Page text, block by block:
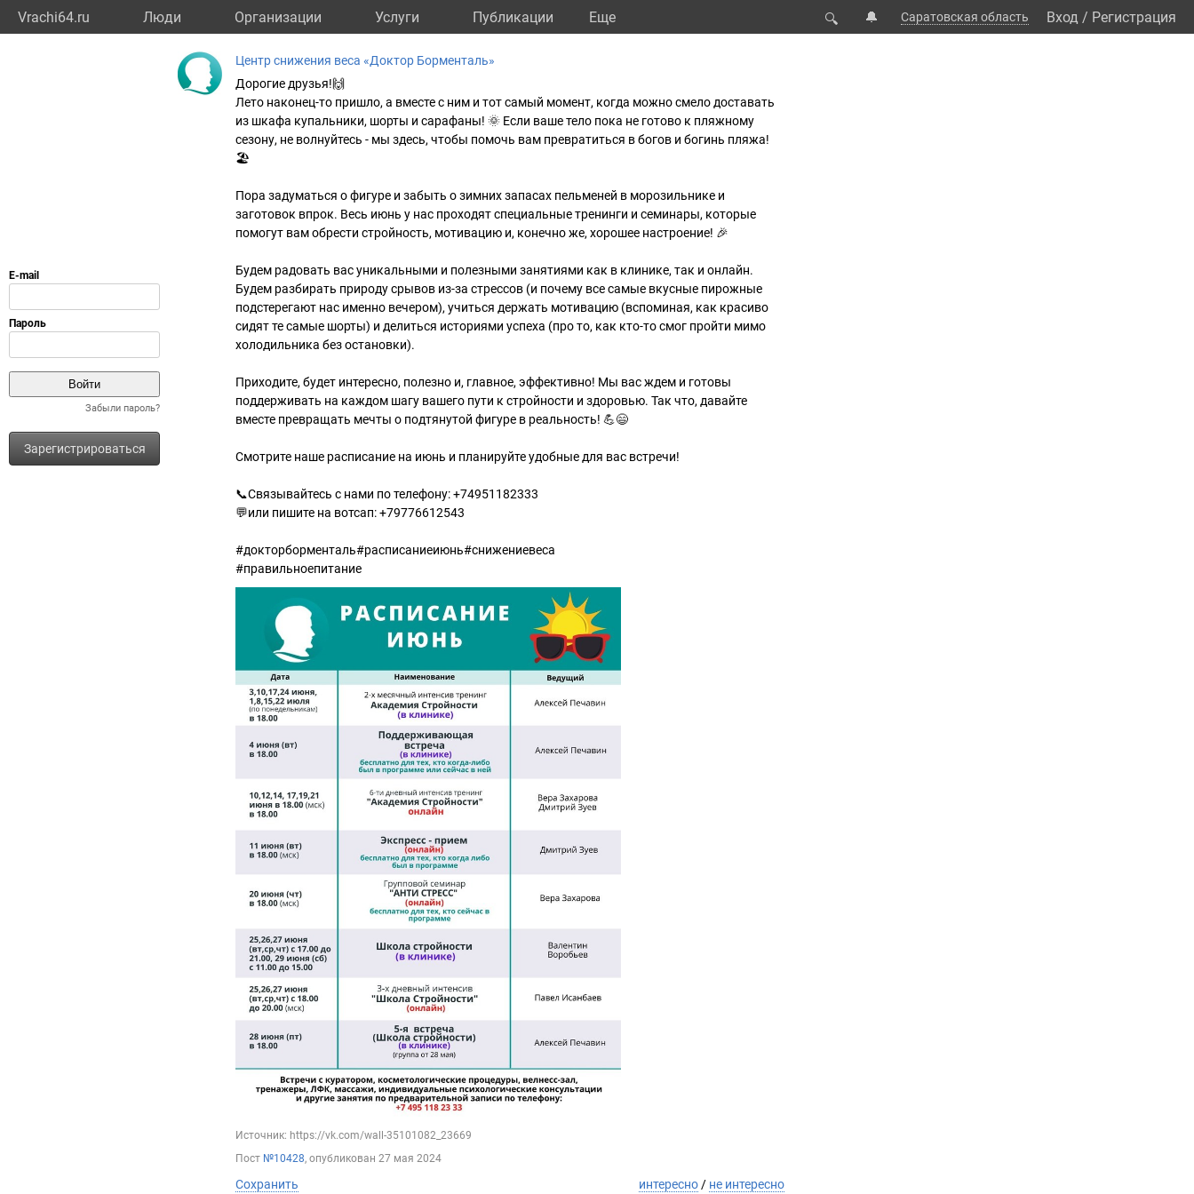
Vrachi64.ru Люди Организации Услуги Публикации Eще 🔍 🔔 Саратовская область Вход / Регистрация
Забыли пароль?
Зарегистрироваться
Центр снижения веса «Доктор Борменталь»
Дорогие друзья!🙌
Лето наконец-то пришло, а вместе с ним и тот самый момент, когда можно смело доставать
из шкафа купальники, шорты и сарафаны! 🌞 Если ваше тело пока не готово к пляжному
сезону, не волнуйтесь - мы здесь, чтобы помочь вам превратиться в богов и богинь пляжа!
🏖
Пора задуматься о фигуре и забыть о зимних запасах пельменей в морозильнике и
заготовок впрок. Весь июнь у нас проходят специальные тренинги и семинары, которые
помогут вам обрести стройность, мотивацию и, конечно же, хорошее настроение! 🎉
Будем радовать вас уникальными и полезными занятиями как в клинике, так и онлайн.
Будем разбирать природу срывов из-за стрессов (и почему все самые вкусные пирожные
подстерегают нас именно вечером), учиться держать мотивацию (вспоминая, как красиво
сидят те самые шорты) и делиться историями успеха (про то, как кто-то смог пройти мимо
холодильника без остановки).
Приходите, будет интересно, полезно и, главное, эффективно! Мы вас ждем и готовы
поддерживать на каждом шагу вашего пути к стройности и здоровью. Так что, давайте
вместе превращать мечты о подтянутой фигуре в реальность! 💪😄
Смотрите наше расписание на июнь и планируйте удобные для вас встречи!
📞Связывайтесь с нами по телефону: +74951182333
💬или пишите на вотсап: +79776612543
#докторборменталь#расписаниеиюнь#снижениевеса
#правильноепитание
Источник: https://vk.com/wall-35101082_23669
Пост №10428, опубликован 27 мая 2024
Сохранить интересно / не интересно